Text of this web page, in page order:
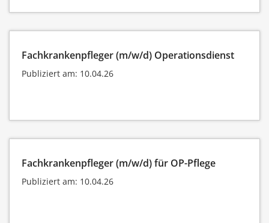
Fachkrankenpfleger (m/w/d) Operationsdienst
Publiziert am: 10.04.26
Fachkrankenpfleger (m/w/d) für OP-Pflege
Publiziert am: 10.04.26